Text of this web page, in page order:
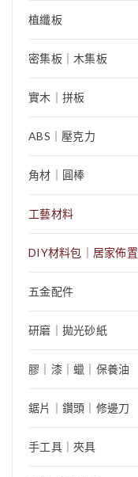
植纖板
密集板｜木集板
實木｜拼板
ABS｜壓克力
角材｜圓棒
工藝材料
DIY材料包｜居家佈置
五金配件
研磨｜拋光砂紙
膠｜漆｜蠟｜保養油
鋸片｜鑽頭｜修邊刀
手工具｜夾具